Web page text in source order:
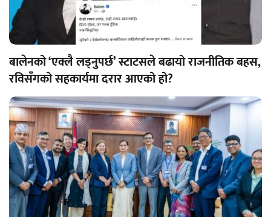
बालेनको ‘एक्लै लड्नुपर्छ’ स्टाटसले बढायो राजनीतिक बहस,
रविसँगको सहकार्यमा दरार आएको हो?